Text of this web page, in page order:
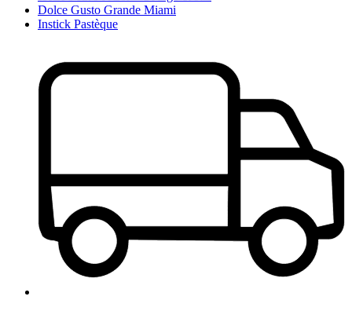
Dolce Gusto Grande Miami
Instick Pastèque